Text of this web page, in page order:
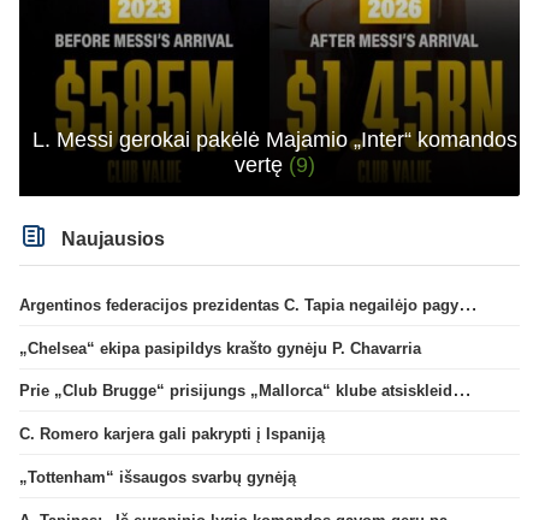
L. Messi gerokai pakėlė Majamio „Inter“ komandos
vertę (9)
Naujausios
Argentinos federacijos prezidentas C. Tapia negailėjo pagyrų G. Infantino
„Chelsea“ ekipa pasipildys krašto gynėju P. Chavarria
Prie „Club Brugge“ prisijungs „Mallorca“ klube atsiskleidęs J. Virgili
C. Romero karjera gali pakrypti į Ispaniją
„Tottenham“ išsaugos svarbų gynėją